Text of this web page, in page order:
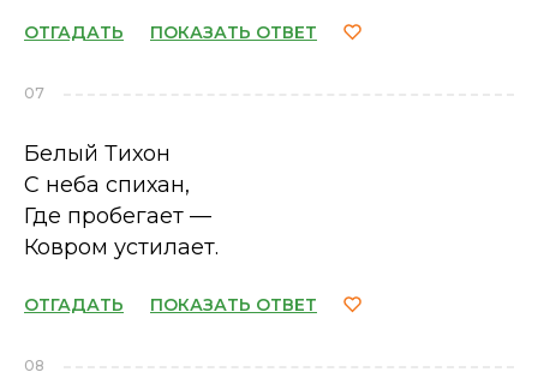
ОТГАДАТЬ ПОКАЗАТЬ ОТВЕТ
07
Белый Тихон
С неба спихан,
Где пробегает —
Ковром устилает.
ОТГАДАТЬ ПОКАЗАТЬ ОТВЕТ
08